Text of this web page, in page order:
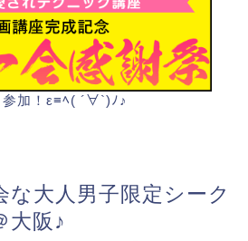
参加！ε≡ﾍ( ´∀`)ﾉ♪
な大人男子限定シーク
大阪♪